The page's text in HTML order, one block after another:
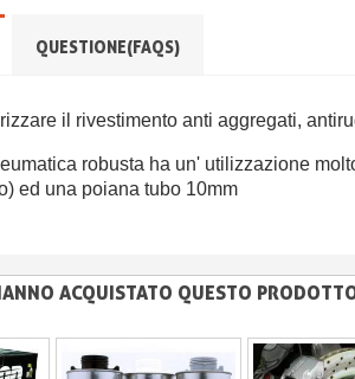
QUESTIONE(FAQS)
il rivestimento anti aggregati,
robusta ha un' utilizzazione
ed una poiana tubo 10mm
ACQUISTATO QUESTO